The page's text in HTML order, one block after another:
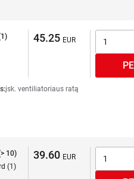
45.25
įsk. ventiliatoriaus ratą
10)
(1)
39.60